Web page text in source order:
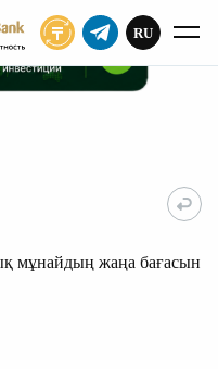
ЖАЗЫЛУ
RU
мұнайдың жаңа бағасын